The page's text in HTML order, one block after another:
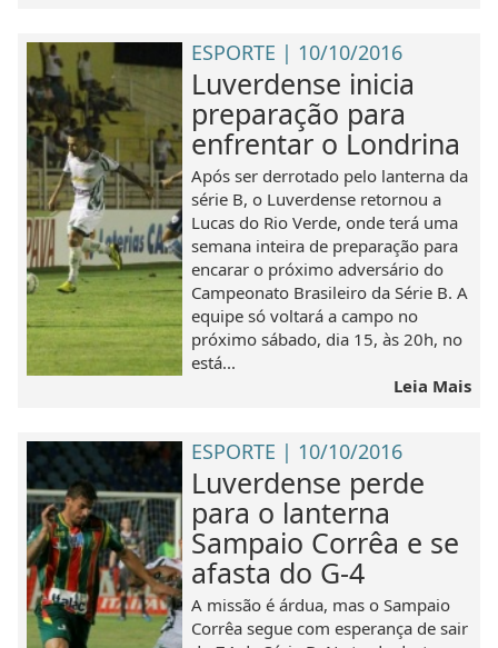
ESPORTE | 10/10/2016
Luverdense inicia
preparação para
enfrentar o Londrina
Após ser derrotado pelo lanterna da
série B, o Luverdense retornou a
Lucas do Rio Verde, onde terá uma
semana inteira de preparação para
encarar o próximo adversário do
Campeonato Brasileiro da Série B. A
equipe só voltará a campo no
próximo sábado, dia 15, às 20h, no
está...
Leia Mais
ESPORTE | 10/10/2016
Luverdense perde
para o lanterna
Sampaio Corrêa e se
afasta do G-4
A missão é árdua, mas o Sampaio
Corrêa segue com esperança de sair